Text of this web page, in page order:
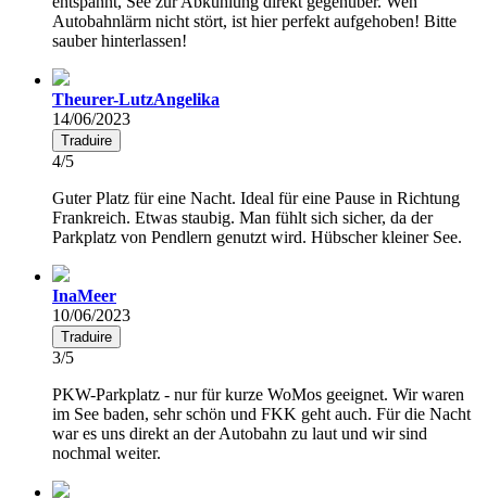
Autobahnlärm nicht stört, ist hier perfekt aufgehoben! Bitte
sauber hinterlassen!
Theurer-LutzAngelika
14/06/2023
Traduire
4/5
Guter Platz für eine Nacht. Ideal für eine Pause in Richtung
Frankreich. Etwas staubig. Man fühlt sich sicher, da der
Parkplatz von Pendlern genutzt wird. Hübscher kleiner See.
InaMeer
10/06/2023
Traduire
3/5
PKW-Parkplatz - nur für kurze WoMos geeignet. Wir waren
im See baden, sehr schön und FKK geht auch. Für die Nacht
war es uns direkt an der Autobahn zu laut und wir sind
nochmal weiter.